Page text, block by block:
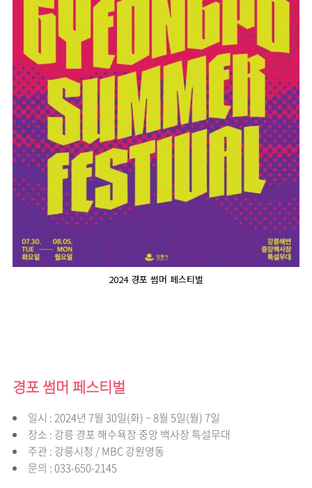
2024 경포 썸머 페스티벌
경포 썸머 페스티벌
일시 : 2024년 7월 30일(화) ~ 8월 5일(월) 7일
장소 : 강릉 경포 해수욕장 중앙 백사장 특설무대
주관 : 강릉시청 / MBC 강원영동
문의 : 033-650-2145